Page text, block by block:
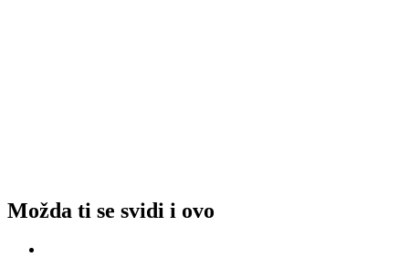
Možda ti se svidi i ovo